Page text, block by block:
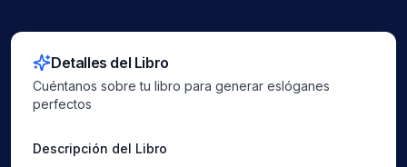
Detalles del Libro
Cuéntanos sobre tu libro para generar eslóganes
perfectos
Descripción del Libro